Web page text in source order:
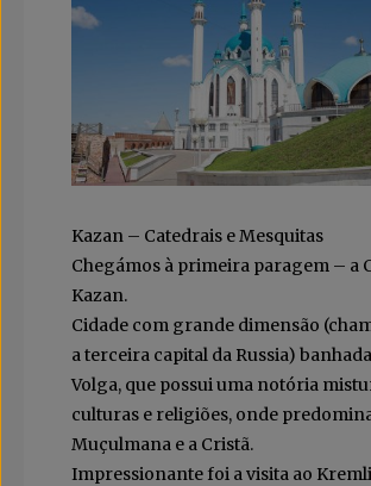
Kazan – Catedrais e Mesquitas
Chegámos à primeira paragem – a
Kazan.
Cidade com grande dimensão
a terceira capital da Russia)
Volga, que possui uma notória
culturas e religiões, onde
Muçulmana e a Cristã.
Impressionante foi a visita ao